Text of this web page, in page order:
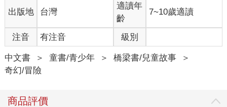
出版地 台灣
適讀年
齡
7~10歲適讀
注音 有注音 級別
中文書 ＞ 童書/青少年 ＞ 橋梁書/兒童故事
＞
奇幻/冒險
商品評價